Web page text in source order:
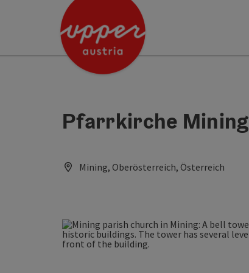
Accesskey
Accesskey
Pfarrkirche Mining
Mining, Oberösterreich, Österreich